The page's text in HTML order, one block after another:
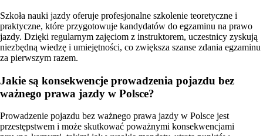
Szkoła nauki jazdy oferuje profesjonalne szkolenie teoretyczne i
praktyczne, które przygotowuje kandydatów do egzaminu na prawo
jazdy. Dzięki regularnym zajęciom z instruktorem, uczestnicy zyskują
niezbędną wiedzę i umiejętności, co zwiększa szanse zdania egzaminu
za pierwszym razem.
Jakie są konsekwencje prowadzenia pojazdu bez
ważnego prawa jazdy w Polsce?
Prowadzenie pojazdu bez ważnego prawa jazdy w Polsce jest
przestępstwem i może skutkować poważnymi konsekwencjami